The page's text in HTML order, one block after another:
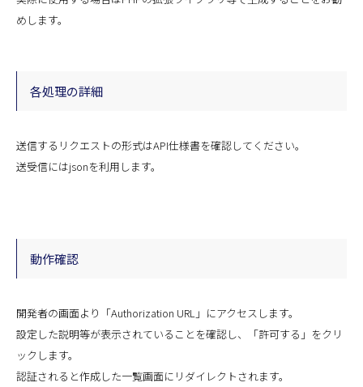
めします。
各処理の詳細
送信するリクエストの形式はAPI仕様書を確認してください。
送受信にはjsonを利用します。
動作確認
開発者の画面より「Authorization URL」にアクセスします。
設定した説明等が表示されていることを確認し、「許可する」をクリ
ックします。
認証されると作成した一覧画面にリダイレクトされます。